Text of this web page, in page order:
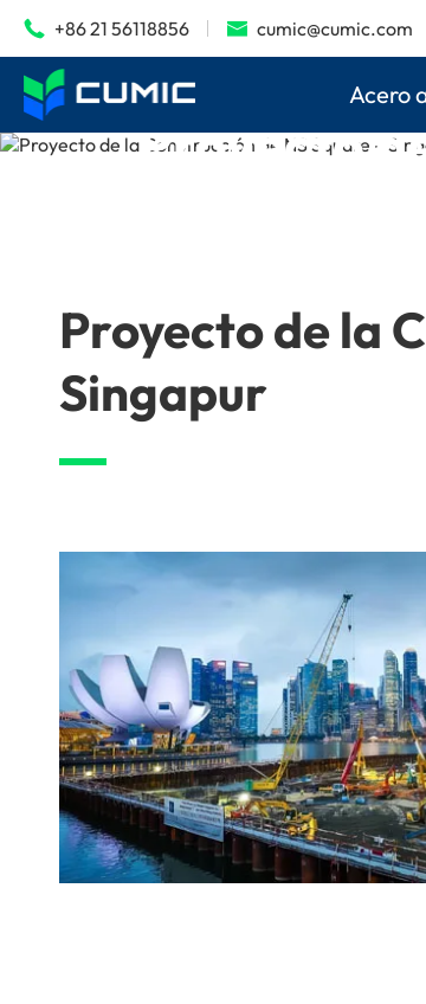
 +86 21 56118856  cumic@cumic.com
Acero
Proyecto
Inicio Aplicaciones Proyectos de
Proyecto de la
Singapur